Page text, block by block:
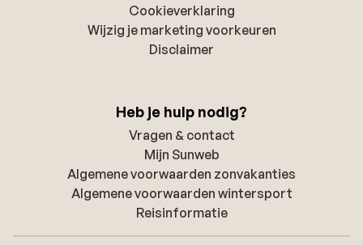
Cookieverklaring
Wijzig je marketing voorkeuren
Disclaimer
Heb je hulp nodig?
Vragen & contact
Mijn Sunweb
Algemene voorwaarden zonvakanties
Algemene voorwaarden wintersport
Reisinformatie